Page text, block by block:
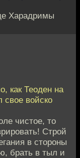
Харадримы
как Теоден на
свое войско
чистое, то
Строй
в стороны
брать в тыл и